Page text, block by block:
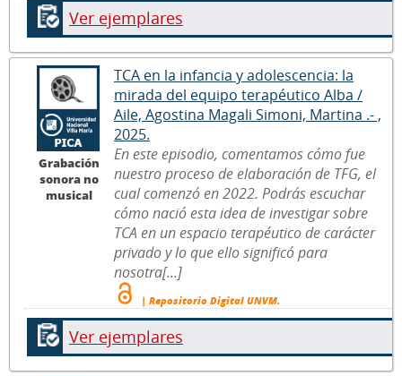
Ver ejemplares
Grabación
sonora no
musical
TCA en la infancia y adolescencia: la
mirada del equipo terapéutico Alba /
Aile, Agostina Magali Simoni, Martina .- ,
2025.
En este episodio, comentamos cómo fue
nuestro proceso de elaboración de TFG, el
cual comenzó en 2022. Podrás escuchar
cómo nació esta idea de investigar sobre
TCA en un espacio terapéutico de carácter
privado y lo que ello significó para
nosotra[...]
| Repositorio Digital UNVM.
Ver ejemplares